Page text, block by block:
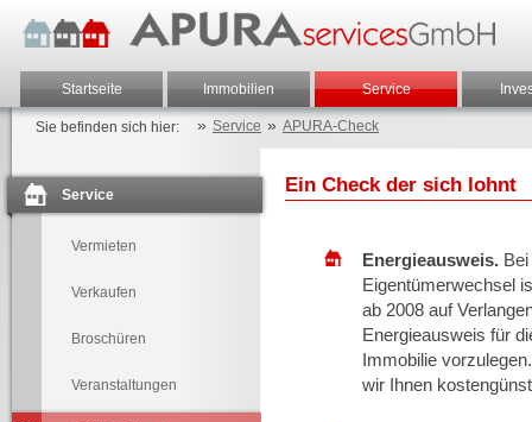
Startseite Immobilien Service
Sie befinden sich hier: » Service » APURA-Check
Service
Vermieten
Verkaufen
Broschüren
Veranstaltungen
Ein Check der sich lohnt
Energieausweis.
Eigentümerwechsel
ab 2008 auf
Energieausweis für
Immobilie
wir Ihnen